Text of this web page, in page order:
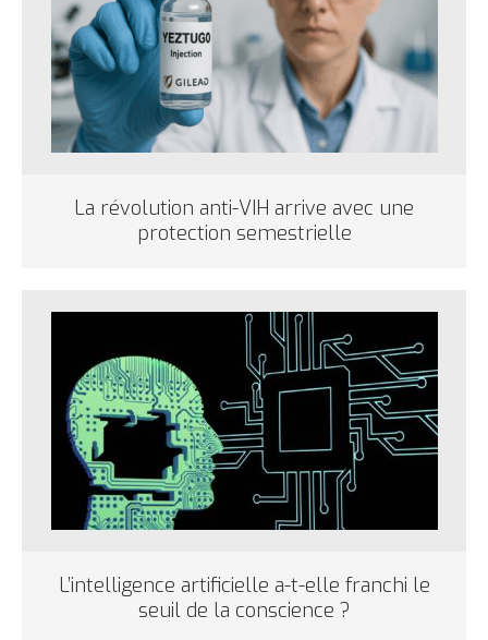
La révolution anti-VIH arrive avec une
protection semestrielle
L’intelligence artificielle a-t-elle franchi le
seuil de la conscience ?